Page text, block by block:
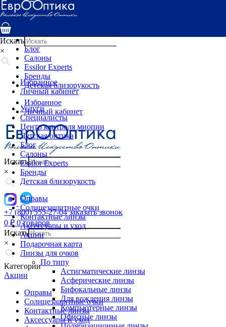
Услуги
Специалисты
Детская оптика
Блог
Салоны
Essilor Experts
Бренды
Детская близорукость
Избранное
Личный кабинет
Искать
×
+7 (800) 555-27-04 заказать звонок
0 ₽ 0 товаров
Искать
×
Категории
Акции
Оправы
Солнцезащитные очки
Контактные линзы
Аксессуары и уход
Искать
×
Избранное
Личный кабинет
Услуги
Специалисты
Центр контроля миопии
Детская оптика
Блог
Салоны
Essilor Experts
Бренды
Детская близорукость
Оправы
Солнцезащитные очки
Контактные линзы
Аксессуары и уход
Акции
Подарочная карта
Линзы для очков
По типу
Астигматические линзы
Асферические линзы
Бифокальные линзы
Для вождения линзы
Компьютерные линзы
Офисные линзы